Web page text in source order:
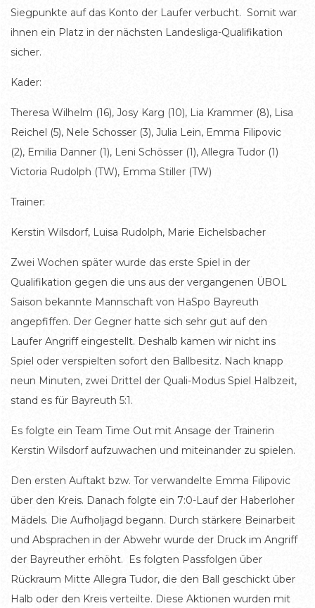
Siegpunkte auf das Konto der Laufer verbucht. Somit war
ihnen ein Platz in der nächsten Landesliga-Qualifikation
sicher.
Kader:
Theresa Wilhelm (16), Josy Karg (10), Lia Krammer (8), Lisa
Reichel (5), Nele Schosser (3), Julia Lein, Emma Filipovic
(2), Emilia Danner (1), Leni Schösser (1), Allegra Tudor (1)
Victoria Rudolph (TW), Emma Stiller (TW)
Trainer:
Kerstin Wilsdorf, Luisa Rudolph, Marie Eichelsbacher
Zwei Wochen später wurde das erste Spiel in der
Qualifikation gegen die uns aus der vergangenen ÜBOL
Saison bekannte Mannschaft von HaSpo Bayreuth
angepfiffen. Der Gegner hatte sich sehr gut auf den
Laufer Angriff eingestellt. Deshalb kamen wir nicht ins
Spiel oder verspielten sofort den Ballbesitz. Nach knapp
neun Minuten, zwei Drittel der Quali-Modus Spiel Halbzeit,
stand es für Bayreuth 5:1.
Es folgte ein Team Time Out mit Ansage der Trainerin
Kerstin Wilsdorf aufzuwachen und miteinander zu spielen.
Den ersten Auftakt bzw. Tor verwandelte Emma Filipovic
über den Kreis. Danach folgte ein 7:0-Lauf der Haberloher
Mädels. Die Aufholjagd begann. Durch stärkere Beinarbeit
und Absprachen in der Abwehr wurde der Druck im Angriff
der Bayreuther erhöht. Es folgten Passfolgen über
Rückraum Mitte Allegra Tudor, die den Ball geschickt über
Halb oder den Kreis verteilte. Diese Aktionen wurden mit